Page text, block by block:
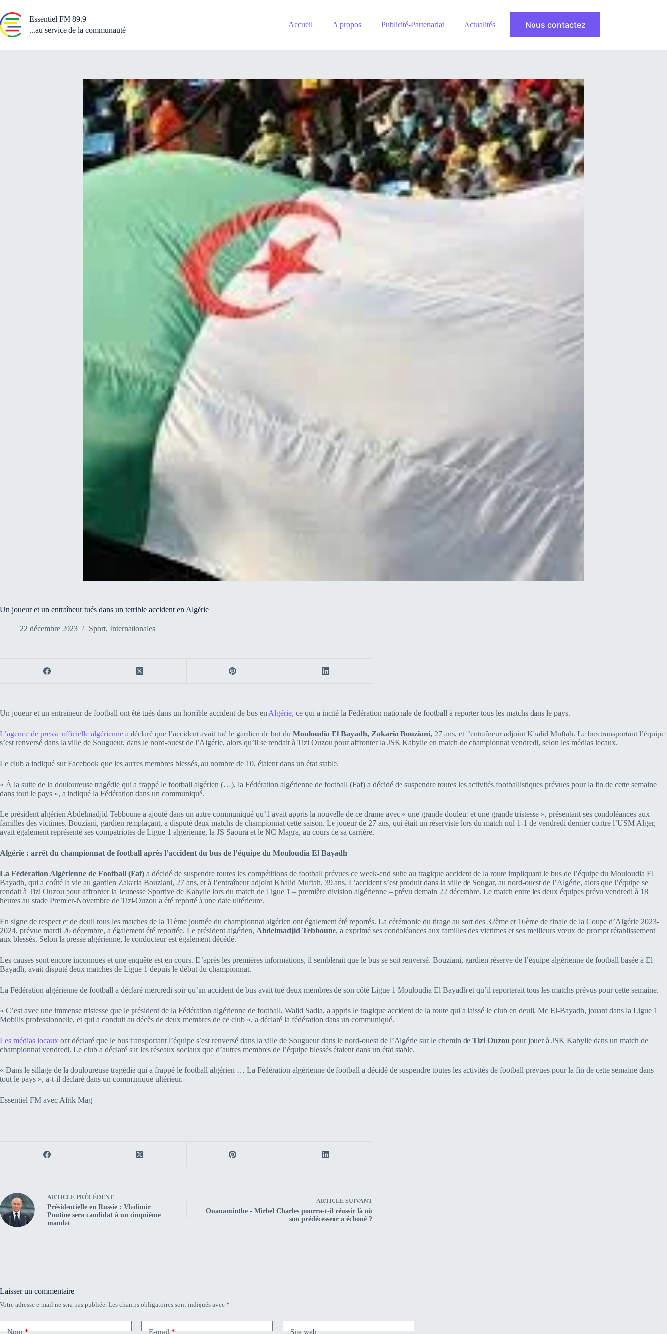
au
contenu
Essentiel FM 89.9
...au service de la communauté
Accueil A propos Publicité-Partenariat Actualités Nous contactez
Un joueur et un entraîneur tués dans un terrible accident en Algérie
22 décembre 2023 Sport, Internationales
Un joueur et un entraîneur de football ont été tués dans un horrible accident de bus en Algérie, ce qui a incité la Fédération nationale de football à reporter tous les matchs dans le pays.
L’agence de presse officielle algérienne a déclaré que l’accident avait tué le gardien de but du Mouloudia El Bayadh, Zakaria Bouziani, 27 ans, et l’entraîneur adjoint Khalid Muftah. Le bus transportant l’équipe
s’est renversé dans la ville de Sougueur, dans le nord-ouest de l’Algérie, alors qu’il se rendait à Tizi Ouzou pour affronter la JSK Kabylie en match de championnat vendredi, selon les médias locaux.
Le club a indiqué sur Facebook que les autres membres blessés, au nombre de 10, étaient dans un état stable.
« À la suite de la douloureuse tragédie qui a frappé le football algérien (…), la Fédération algérienne de football (Faf) a décidé de suspendre toutes les activités footballistiques prévues pour la fin de cette semaine
dans tout le pays », a indiqué la Fédération dans un communiqué.
Le président algérien Abdelmadjid Tebboune a ajouté dans un autre communiqué qu’il avait appris la nouvelle de ce drame avec « une grande douleur et une grande tristesse », présentant ses condoléances aux
familles des victimes. Bouziani, gardien remplaçant, a disputé deux matchs de championnat cette saison. Le joueur de 27 ans, qui était un réserviste lors du match nul 1-1 de vendredi dernier contre l’USM Alger,
avait également représenté ses compatriotes de Ligue 1 algérienne, la JS Saoura et le NC Magra, au cours de sa carrière.
Algérie : arrêt du championnat de football après l’accident du bus de l’équipe du Mouloudia El Bayadh
La Fédération Algérienne de Football (Faf) a décidé de suspendre toutes les compétitions de football prévues ce week-end suite au tragique accident de la route impliquant le bus de l’équipe du Mouloudia El
Bayadh, qui a coûté la vie au gardien Zakaria Bouziani, 27 ans, et à l’entraîneur adjoint Khalid Muftah, 39 ans. L’accident s’est produit dans la ville de Sougar, au nord-ouest de l’Algérie, alors que l’équipe se
rendait à Tizi Ouzou pour affronter la Jeunesse Sportive de Kabylie lors du match de Ligue 1 – première division algérienne – prévu demain 22 décembre. Le match entre les deux équipes prévu vendredi à 18
heures au stade Premier-Novembre de Tizi-Ouzou a été reporté à une date ultérieure.
En signe de respect et de deuil tous les matches de la 11ème journée du championnat algérien ont également été reportés. La cérémonie du tirage au sort des 32ème et 16ème de finale de la Coupe d’Algérie 2023-
2024, prévue mardi 26 décembre, a également été reportée. Le président algérien, Abdelmadjid Tebboune, a exprimé ses condoléances aux familles des victimes et ses meilleurs vœux de prompt rétablissement
aux blessés. Selon la presse algérienne, le conducteur est également décédé.
Les causes sont encore inconnues et une enquête est en cours. D’après les premières informations, il semblerait que le bus se soit renversé. Bouziani, gardien réserve de l’équipe algérienne de football basée à El
Bayadh, avait disputé deux matches de Ligue 1 depuis le début du championnat.
La Fédération algérienne de football a déclaré mercredi soir qu’un accident de bus avait tué deux membres de son côté Ligue 1 Mouloudia El Bayadh et qu’il reporterait tous les matchs prévus pour cette semaine.
« C’est avec une immense tristesse que le président de la Fédération algérienne de football, Walid Sadia, a appris le tragique accident de la route qui a laissé le club en deuil. Mc El-Bayadh, jouant dans la Ligue 1
Mobilis professionnelle, et qui a conduit au décès de deux membres de ce club », a déclaré la fédération dans un communiqué.
Les médias locaux ont déclaré que le bus transportant l’équipe s’est renversé dans la ville de Sougueur dans le nord-ouest de l’Algérie sur le chemin de Tizi Ouzou pour jouer à JSK Kabylie dans un match de
championnat vendredi. Le club a déclaré sur les réseaux sociaux que d’autres membres de l’équipe blessés étaient dans un état stable.
« Dans le sillage de la douloureuse tragédie qui a frappé le football algérien … La Fédération algérienne de football a décidé de suspendre toutes les activités de football prévues pour la fin de cette semaine dans
tout le pays », a-t-il déclaré dans un communiqué ultérieur.
Essentiel FM avec Afrik Mag
ARTICLE PRÉCÉDENT
Présidentielle en Russie : Vladimir
Poutine sera candidat à un cinquième
mandat
ARTICLE SUIVANT
Ouanaminthe - Mirbel Charles pourra-t-il réussir là où
son prédécesseur a échoué ?
Laisser un commentaire
Votre adresse e-mail ne sera pas publiée. Les champs obligatoires sont indiqués avec *
Nom* E-mail* Site web